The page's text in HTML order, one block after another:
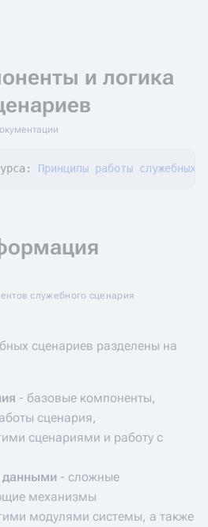
и логика
Принципы работы служебных
служебного сценария
сценариев разделены на
- базовые компоненты,
сценария,
сценариями и работу с
данными - сложные
механизмы
модулями системы, а также